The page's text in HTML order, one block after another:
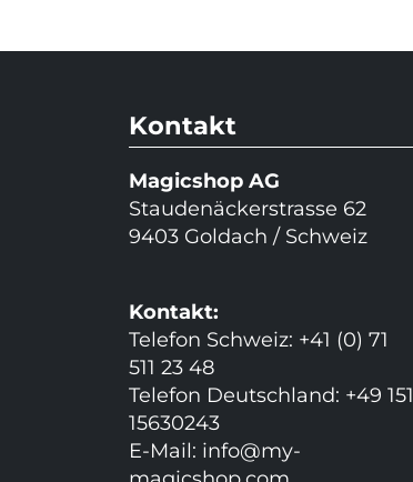
Kontakt
Magicshop AG
Staudenäckerstrasse 62
9403 Goldach / Schweiz
Kontakt:
Telefon Schweiz: +41 (0) 71
511 23 48
Telefon Deutschland: +49 151
15630243
E-Mail: info@my-